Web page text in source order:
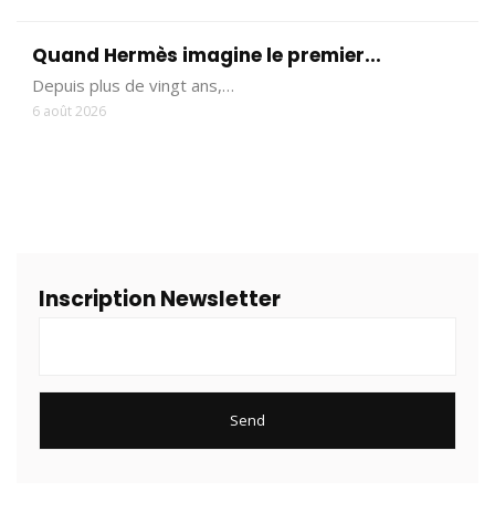
Quand Hermès imagine le premier...
Depuis plus de vingt ans,…
6 août 2026
Inscription Newsletter